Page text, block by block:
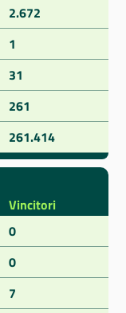
2.672
1
31
261
261.414
Vincitori
0
0
7